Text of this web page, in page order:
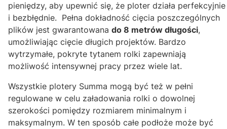
pieniędzy, aby upewnić się, że ploter działa perfekcyjnie
i bezbłędnie. Pełna dokładność cięcia poszczególnych
plików jest gwarantowana do 8 metrów długości,
umożliwiając cięcie długich projektów. Bardzo
wytrzymałe, pokryte tytanem rolki zapewniają
możliwość intensywnej pracy przez wiele lat.
Wszystkie plotery Summa mogą być też w pełni
regulowane w celu załadowania rolki o dowolnej
szerokości pomiędzy rozmiarem minimalnym i
maksymalnym. W ten sposób całe podłoże może być